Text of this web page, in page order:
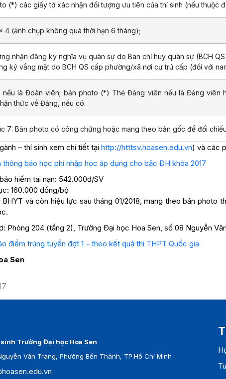
(*) các giấy tờ xác nhận đối tượng ưu tiên của thí sinh (nếu thuộc
4 (ảnh chụp không quá thời hạn 6 tháng);
nhận đăng ký nghĩa vụ quân sự do Ban chỉ huy quân sự (BCH
ký vắng mặt do BCH QS cấp phường/xã nơi cư trú cấp (đối với
nếu là Đoàn viên; bản photo (*) Thẻ Đảng viên nếu là Đảng viên
thức về Đảng, nếu có.
7: Bản photo có công chứng hoặc mang theo bản gốc để đối
– thí sinh xem chi tiết tại http://htttsv.hoasen.edu.vn) và các
báo học phí nhập học áp dụng cho bậc ĐH khóa 2017
hiểm tai nạn: 542.000đ/SV
160.000 đồng/bộ
BHYT và còn hiệu lực sau tháng 01/2018, mang theo bản photo
Phòng 204 (tầng 2), Trường Đại học Hoa Sen, số 08 Nguyễn
điểm trúng tuyển đợt 1 – theo kết quả thi THPT Quốc gia
Sen
Trường Đại học Hoa Sen
Văn Tráng, Phường Bến Thành, TP.Hồ Chí Minh